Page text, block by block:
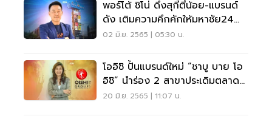
พอร์โต้ ชิโน่ ดึงสุกี้ตี๋น้อย-แบรนด์
ดัง เติมความคึกคักให้มหาชัย24
ชม.
02 มิ.ย. 2565 | 05:30 น.
โออิชิ ปั้นแบรนด์ใหม่ “ชาบู บาย โอ
อิชิ” นำร่อง 2 สาขาประเดิมตลาด
ชาบู ชาบู
20 มิ.ย. 2565 | 11:07 น.